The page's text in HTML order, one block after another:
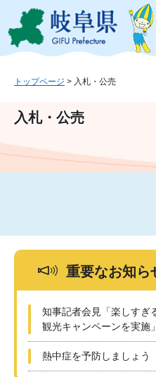
ジ
ュ
文
このペー
トップページ > 入札・公売
入札・公売
重要なお知ら
知事記者会見「楽しすぎ
観光キャンペーンを実施
熱中症を予防しましょう